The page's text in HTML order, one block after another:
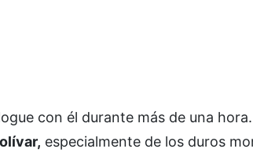
con él durante más de una
especialmente de los duros